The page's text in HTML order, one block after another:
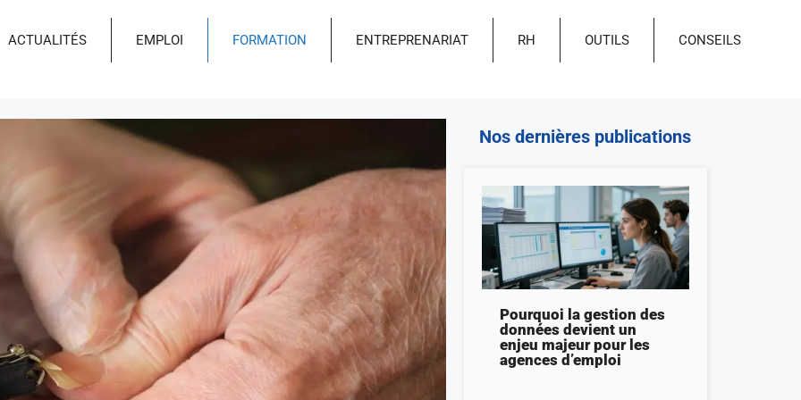
ACTUALITÉS EMPLOI FORMATION ENTREPRENARIAT RH OUTILS CONSEILS
Nos dernières publications
Pourquoi la gestion des
données devient un
enjeu majeur pour les
agences d’emploi